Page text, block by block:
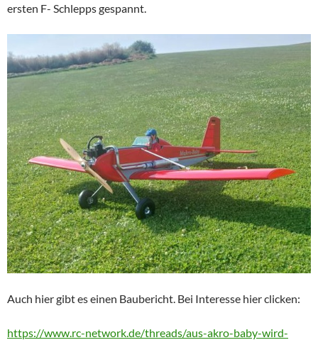
ersten F- Schlepps gespannt.
Auch hier gibt es einen Baubericht. Bei Interesse hier clicken:
https://www.rc-network.de/threads/aus-akro-baby-wird-